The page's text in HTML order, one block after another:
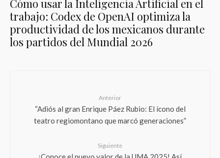
Cómo usar la Inteligencia Artificial en el
trabajo: Codex de OpenAI optimiza la
productividad de los mexicanos durante
los partidos del Mundial 2026
Anterior
“Adiós al gran Enrique Páez Rubio: El ícono del
teatro regiomontano que marcó generaciones”
Siguiente
¡Conoce el nuevo valor de la UMA 2025! Así